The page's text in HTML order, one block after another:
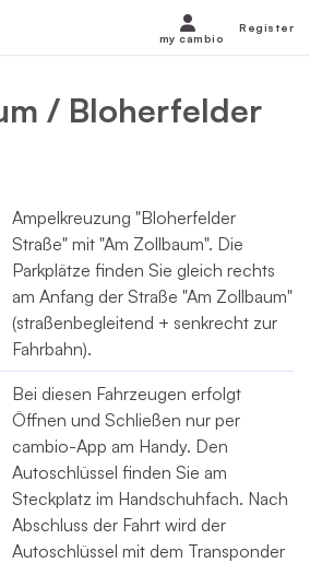
/ Bloherfelder
Ampelkreuzung "Bloherfelder
Straße" mit "Am Zollbaum". Die
Parkplätze finden Sie gleich rechts
am Anfang der Straße "Am Zollbaum"
(straßenbegleitend + senkrecht zur
Fahrbahn).
Bei diesen Fahrzeugen erfolgt
Öffnen und Schließen nur per
cambio-App am Handy. Den
Autoschlüssel finden Sie am
Steckplatz im Handschuhfach. Nach
Abschluss der Fahrt wird der
Autoschlüssel mit dem Transponder
my cambio
Register